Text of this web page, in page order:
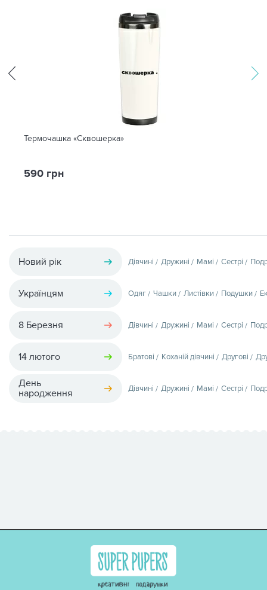
Термочашка «Сквошерка»
590 грн
Новий рік Дівчині Дружині Мамі Сестрі
Українцям Одяг Чашки Листівки Подушки
8 Березня Дівчині Дружині Мамі Сестрі
14 лютого Братові Коханій дівчині Другові
День
народження
Дівчині Дружині Мамі Сестрі